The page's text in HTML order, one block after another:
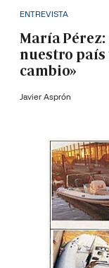
ENTREVISTA
María
nuestro país
cambio»
Javier Asprón